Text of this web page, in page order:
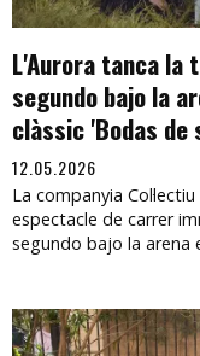
L'Aurora tanca la
segundo bajo la
clàssic 'Bodas de
12.05.2026
La companyia
espectacle de carrer
segundo bajo la arena